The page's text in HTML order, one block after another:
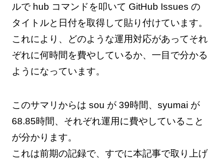
ルで hub コマンドを叩いて GitHub Issues の
タイトルと日付を取得して貼り付けています。
これにより、どのような運用対応があってそれ
ぞれに何時間を費やしているか、一目で分かる
ようになっています。
このサマリからは sou が 39時間、syumai が
68.85時間、それぞれ運用に費やしていること
が分かります。
これは前期の記録で、すでに本記事で取り上げ